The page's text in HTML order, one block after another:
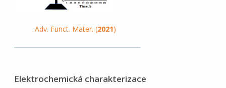
Adv. Funct. Mater. (2021)
Elektrochemická charakterizace